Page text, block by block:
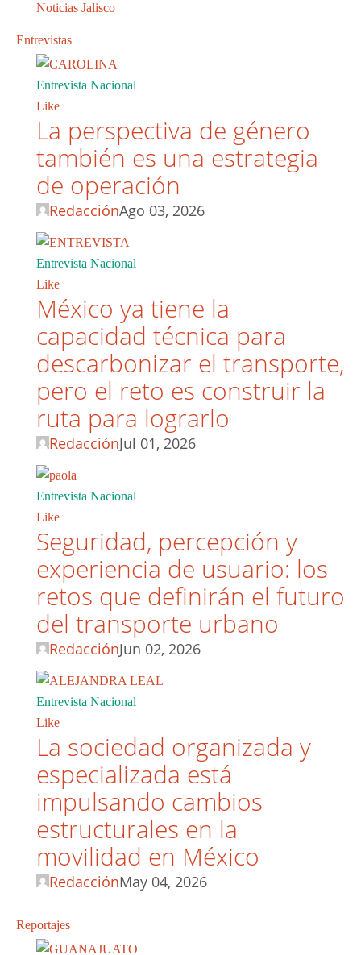
Noticias Jalisco
Entrevistas
Entrevista Nacional
Like
La perspectiva de género
también es una estrategia
de operación
RedacciónAgo 03, 2026
Entrevista Nacional
Like
México ya tiene la
capacidad técnica para
descarbonizar el transporte,
pero el reto es construir la
ruta para lograrlo
RedacciónJul 01, 2026
Entrevista Nacional
Like
Seguridad, percepción y
experiencia de usuario: los
retos que definirán el futuro
del transporte urbano
RedacciónJun 02, 2026
Entrevista Nacional
Like
La sociedad organizada y
especializada está
impulsando cambios
estructurales en la
movilidad en México
RedacciónMay 04, 2026
Reportajes